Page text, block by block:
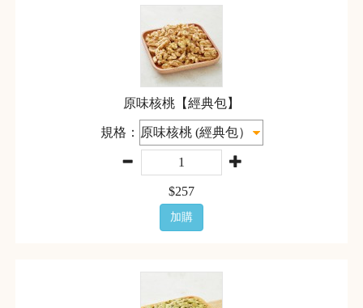
原味核桃【經典包】
規格：
$257
加購